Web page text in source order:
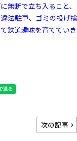
無断で立ち入ること、
法駐車、ゴミの投げ捨
鉄道趣味を育てていき
次の記事